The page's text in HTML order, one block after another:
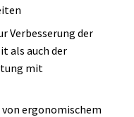
Verbesserung der
als auch der
mit
ergonomischem